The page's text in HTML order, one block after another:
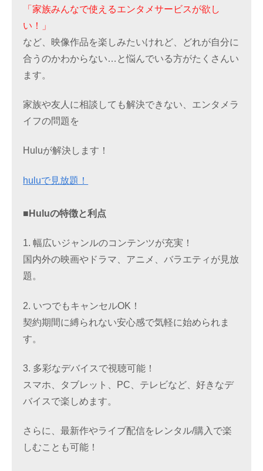
「家族みんなで使えるエンタメサービスが欲し
い！」
など、映像作品を楽しみたいけれど、どれが自分に
合うのかわからない…と悩んでいる方がたくさんい
ます。
家族や友人に相談しても解決できない、エンタメラ
イフの問題を
Huluが解決します！
huluで見放題！
■Huluの特徴と利点
1. 幅広いジャンルのコンテンツが充実！
国内外の映画やドラマ、アニメ、バラエティが見放
題。
2. いつでもキャンセルOK！
契約期間に縛られない安心感で気軽に始められま
す。
3. 多彩なデバイスで視聴可能！
スマホ、タブレット、PC、テレビなど、好きなデ
バイスで楽しめます。
さらに、最新作やライブ配信をレンタル/購入で楽
しむことも可能！